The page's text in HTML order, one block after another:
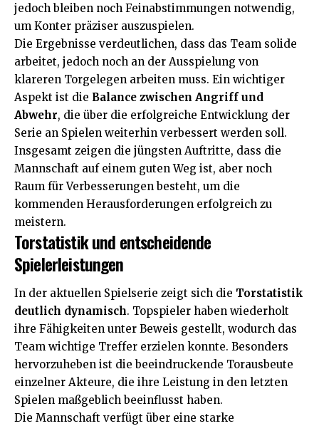
jedoch bleiben noch Feinabstimmungen notwendig,
um Konter präziser auszuspielen.
Die Ergebnisse verdeutlichen, dass das Team solide
arbeitet, jedoch noch an der Ausspielung von
klareren Torgelegen arbeiten muss. Ein wichtiger
Aspekt ist die Balance zwischen Angriff und
Abwehr, die über die erfolgreiche Entwicklung der
Serie an Spielen weiterhin verbessert werden soll.
Insgesamt zeigen die jüngsten Auftritte, dass die
Mannschaft auf einem guten Weg ist, aber noch
Raum für Verbesserungen besteht, um die
kommenden Herausforderungen erfolgreich zu
meistern.
Torstatistik und entscheidende
Spielerleistungen
In der aktuellen Spielserie zeigt sich die Torstatistik
deutlich dynamisch. Topspieler haben wiederholt
ihre Fähigkeiten unter Beweis gestellt, wodurch das
Team wichtige Treffer erzielen konnte. Besonders
hervorzuheben ist die beeindruckende Torausbeute
einzelner Akteure, die ihre Leistung in den letzten
Spielen maßgeblich beeinflusst haben.
Die Mannschaft verfügt über eine starke